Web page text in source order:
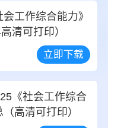
工作综合能力》
清可打印）
立即下载
《社会工作综合
高清可打印）